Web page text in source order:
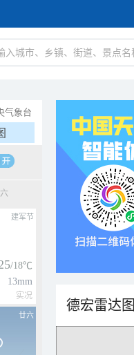
气象台
六
建军节
/18℃
13mm
实况
廿六
德宏雷达图